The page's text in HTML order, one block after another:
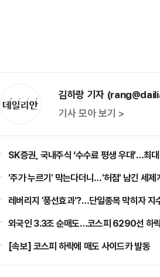
김하랑 기자
기사 모아 보기 >
SK증권, 국내주식 ‘수수료 평생 우대’…최
'주가 누르기' 막는다더니…'허점' 남긴 세제
레버리지 '풍선효과'?…단일종목 막히자 지
외국인 3.3조 순매도…코스피 6290선 하
[속보] 코스피 하락에 매도 사이드카 발동